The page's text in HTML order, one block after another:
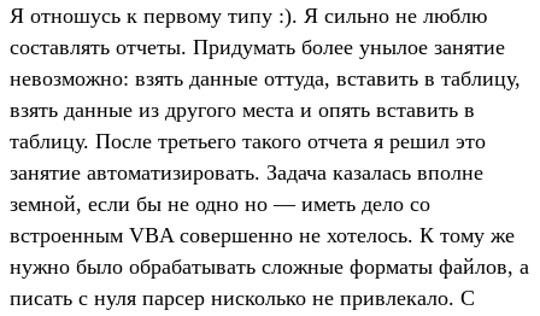
Я отношусь к первому типу :). Я сильно не люблю
составлять отчеты. Придумать более унылое занятие
невозможно: взять данные оттуда, вставить в таблицу,
взять данные из другого места и опять вставить в
таблицу. После третьего такого отчета я решил это
занятие автоматизировать. Задача казалась вполне
земной, если бы не одно но — иметь дело со
встроенным VBA совершенно не хотелось. К тому же
нужно было обрабатывать сложные форматы файлов, а
писать с нуля парсер нисколько не привлекало. С